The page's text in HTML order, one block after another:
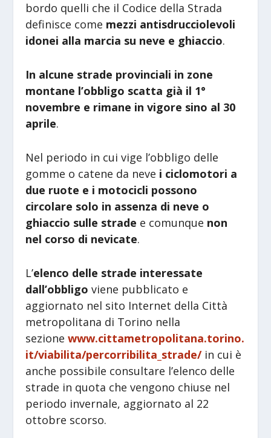
bordo quelli che il Codice della Strada
definisce come mezzi antisdrucciolevoli
idonei alla marcia su neve e ghiaccio.
In alcune strade provinciali in zone
montane l’obbligo scatta già il 1°
novembre e rimane in vigore sino al 30
aprile.
Nel periodo in cui vige l’obbligo delle
gomme o catene da neve i ciclomotori a
due ruote e i motocicli possono
circolare solo in assenza di neve o
ghiaccio sulle strade e comunque non
nel corso di nevicate.
L’elenco delle strade interessate
dall’obbligo viene pubblicato e
aggiornato nel sito Internet della Città
metropolitana di Torino nella
sezionewww.cittametropolitana.torino.
it/viabilita/percorribilita_strade/in cui è
anche possibile consultare l’elenco delle
strade in quota che vengono chiuse nel
periodo invernale, aggiornato al 22
ottobre scorso.